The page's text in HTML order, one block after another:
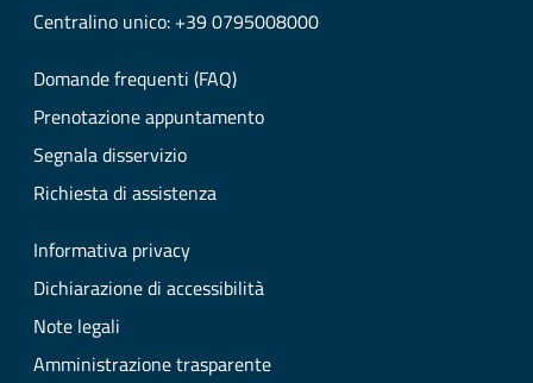
Centralino unico: +39 0795008000
Domande frequenti (FAQ)
Prenotazione appuntamento
Segnala disservizio
Richiesta di assistenza
Informativa privacy
Dichiarazione di accessibilità
Note legali
Amministrazione trasparente